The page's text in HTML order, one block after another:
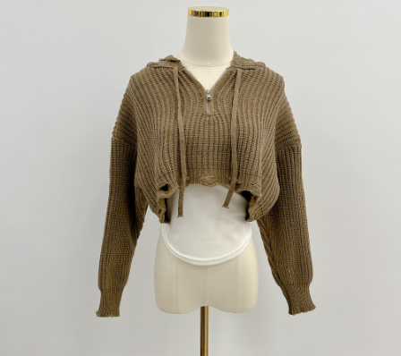
2. Pilihan kaedah pembayaran "Pembayaran Ansuran Gogo", selepas
pesanan ditubuhkan, akan secara automatik dialihkan ke proses
transaksi Gogo, selepas pengesahan nombor telefon, pilih bilangan
ansuran yang diingini, tarikh akhir pembayaran, dan setelah
mengesahkan pembayaran, transaksi akan selesai.
3. Jumlah kelulusan sebenar, bilangan ansuran dan jumlah bayaran
adalah berdasarkan halaman pengesahan transaksi seterusnya.
4. Dalam masa 30 minit selepas pesanan ditubuhkan, jika tidak pergi
untuk mengesahkan transaksi atau jika tidak lulus semakan, pesanan
akan dibatalkan secara automatik. Jika terdapat situasi "pindah untuk
semakan khusus" yang tidak lulus, ini menunjukkan bahawa sistem
penilaian tidak mencukupi, tiada penjelasan mengenai kandungan
penilaian boleh diberikan.
【Penerangan Kaedah Pembayaran】
1. Pembayaran ansuran tidak digabungkan dalam bil telekomunikasi,
"Pembayaran Ansuran Gogo" akan menghantar SMS peringatan
pembayaran selepas tarikh penyelesaian bulanan.
2. Melalui pautan SMS untuk membuka bil, anda boleh memilih untuk
peribadi yang disenaraikan seperti di atas akan dikumpul dan digunakan